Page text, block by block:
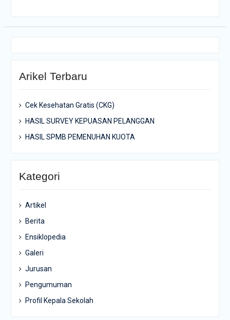
Arikel Terbaru
Cek Kesehatan Gratis (CKG)
HASIL SURVEY KEPUASAN PELANGGAN
HASIL SPMB PEMENUHAN KUOTA
Kategori
Artikel
Berita
Ensiklopedia
Galeri
Jurusan
Pengumuman
Profil Kepala Sekolah